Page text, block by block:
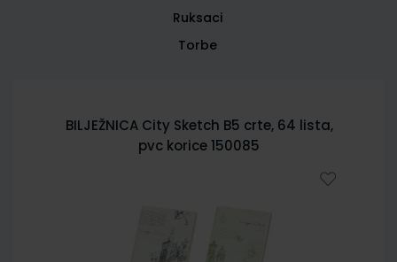
Ruksaci
Torbe
BILJEŽNICA City Sketch B5 crte, 64 lista,
pvc korice 150085